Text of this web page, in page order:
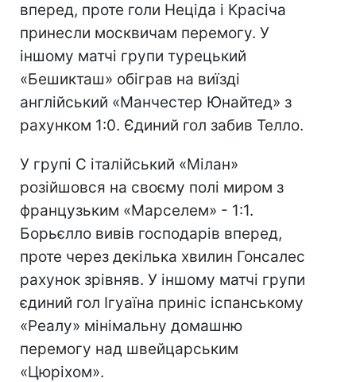
вперед, проте голи Неціда і Красіча
принесли москвичам перемогу. У
іншому матчі групи турецький
«Бешикташ» обіграв на виїзді
англійський «Манчестер Юнайтед» з
рахунком 1:0. Єдиний гол забив Телло.
У групі С італійський «Мілан»
розійшовся на своєму полі миром з
французьким «Марселем» - 1:1.
Борьєлло вивів господарів вперед,
проте через декілька хвилин Гонсалес
рахунок зрівняв. У іншому матчі групи
єдиний гол Ігуаїна приніс іспанському
«Реалу» мінімальну домашню
перемогу над швейцарським
«Цюріхом».